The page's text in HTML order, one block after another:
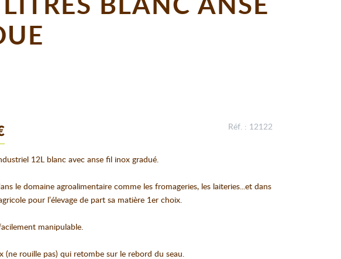
BLANC ANSE
Réf. : 12122
12L blanc avec anse fil inox gradué.
le domaine agroalimentaire comme les fromageries, les laiteries...et dans
pour l’élevage de part sa matière 1er choix.
manipulable.
(ne rouille pas) qui retombe sur le rebord du seau.